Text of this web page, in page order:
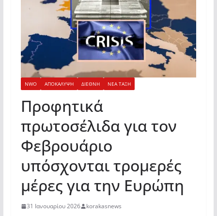
NWO ΑΠΟΚΑΛΥΨΗ ΔΙΕΘΝΗ ΝΕΑ ΤΑΞΗ
Προφητικά
πρωτοσέλιδα για τον
Φεβρουάριο
υπόσχονται τρομερές
μέρες για την Ευρώπη
31 Ιανουαρίου 2026 korakasnews